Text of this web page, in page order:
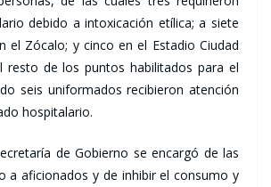
debido a intoxicación etílica; a siete
el Zócalo; y cinco en el Estadio Ciudad
resto de los puntos habilitados para el
seis uniformados recibieron atención
hospitalario.
de Gobierno se encargó de las
a aficionados y de inhibir el consumo y